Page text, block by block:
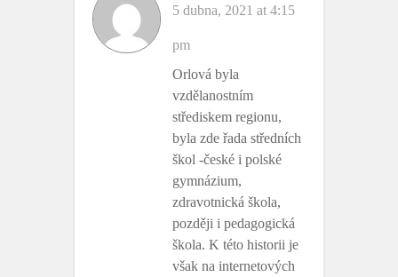
5 dubna, 2021 at 4:15
pm
Orlová byla
vzdělanostním
střediskem regionu,
byla zde řada středních
škol -české i polské
gymnázium,
zdravotnická škola,
později i pedagogická
škola. K této historii je
však na internetových